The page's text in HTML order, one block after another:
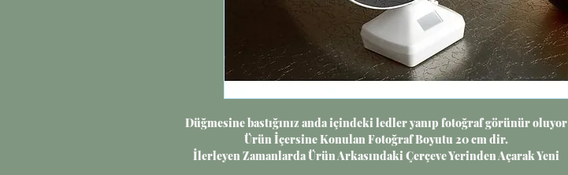
Düğmesine bastığınız anda içindeki ledler yanıp fotoğraf görünür oluyor
Ürün İçersine Konulan Fotoğraf Boyutu 20 cm dir.
İlerleyen Zamanlarda Ürün Arkasındaki Çerçeve Yerinden Açarak Yeni